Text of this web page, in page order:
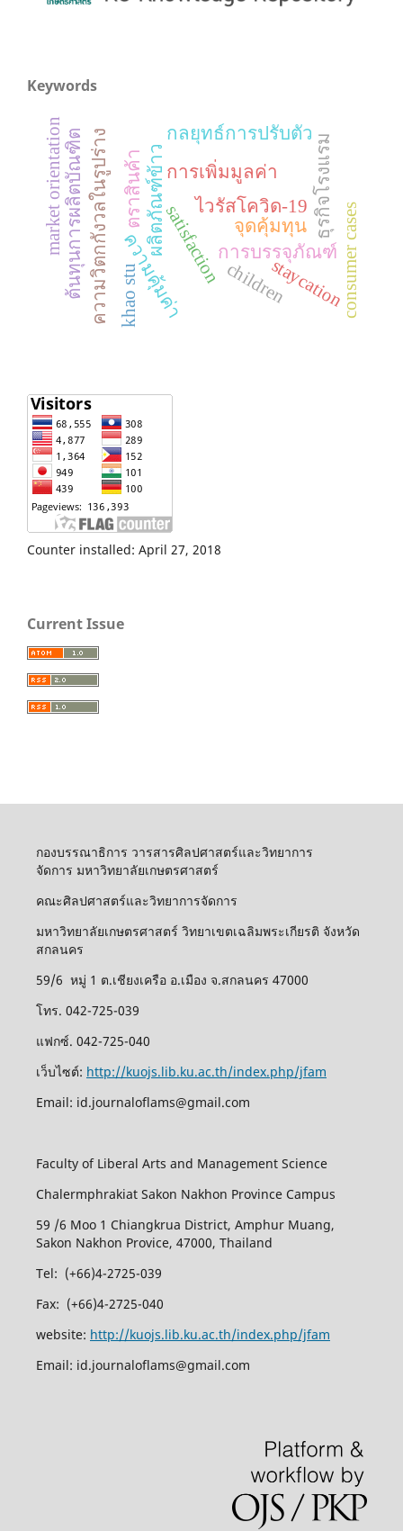
Keywords
ไวรัสโควิด-19
ผลิตภัณฑ์ข้าว การเพิ่มมูลค่า
การบรรจุภัณฑ์
ตราสินค้า ธุรกิจโรงแรม
กลยุทธ์การปรับตัว
ความวิตกกังวลในรูปร่าง จุดคุ้มทุน
ความคุ้มค่า
ต้นทุนการผลิตบัณฑิต
market orientation satisfaction consumer cases
childrenstaycation
khao stu
Counter installed: April 27, 2018
Current Issue
กองบรรณาธิการ วารสารศิลปศาสตร์และวิทยาการ
จัดการ มหาวิทยาลัยเกษตรศาสตร์
คณะศิลปศาสตร์และวิทยาการจัดการ
มหาวิทยาลัยเกษตรศาสตร์ วิทยาเขตเฉลิมพระเกียรติ จังหวัด
สกลนคร
59/6 หมู่ 1 ต.เชียงเครือ อ.เมือง จ.สกลนคร 47000
โทร. 042-725-039
แฟกซ์. 042-725-040
เว็บไซต์: http://kuojs.lib.ku.ac.th/index.php/jfam
Email: id.journaloflams@gmail.com
Faculty of Liberal Arts and Management Science
Chalermphrakiat Sakon Nakhon Province Campus
59 /6 Moo 1 Chiangkrua District, Amphur Muang,
Sakon Nakhon Provice, 47000, Thailand
Tel: (+66)4-2725-039
Fax: (+66)4-2725-040
website: http://kuojs.lib.ku.ac.th/index.php/jfam
Email: id.journaloflams@gmail.com